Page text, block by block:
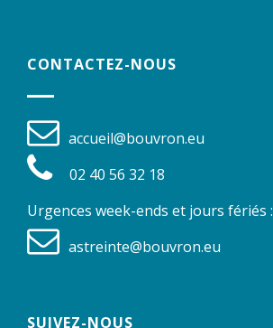
CONTACTEZ-NOUS
accueil@bouvron.eu
02 40 56 32 18
Urgences week-ends et jours fériés :
astreinte@bouvron.eu
SUIVEZ-NOUS